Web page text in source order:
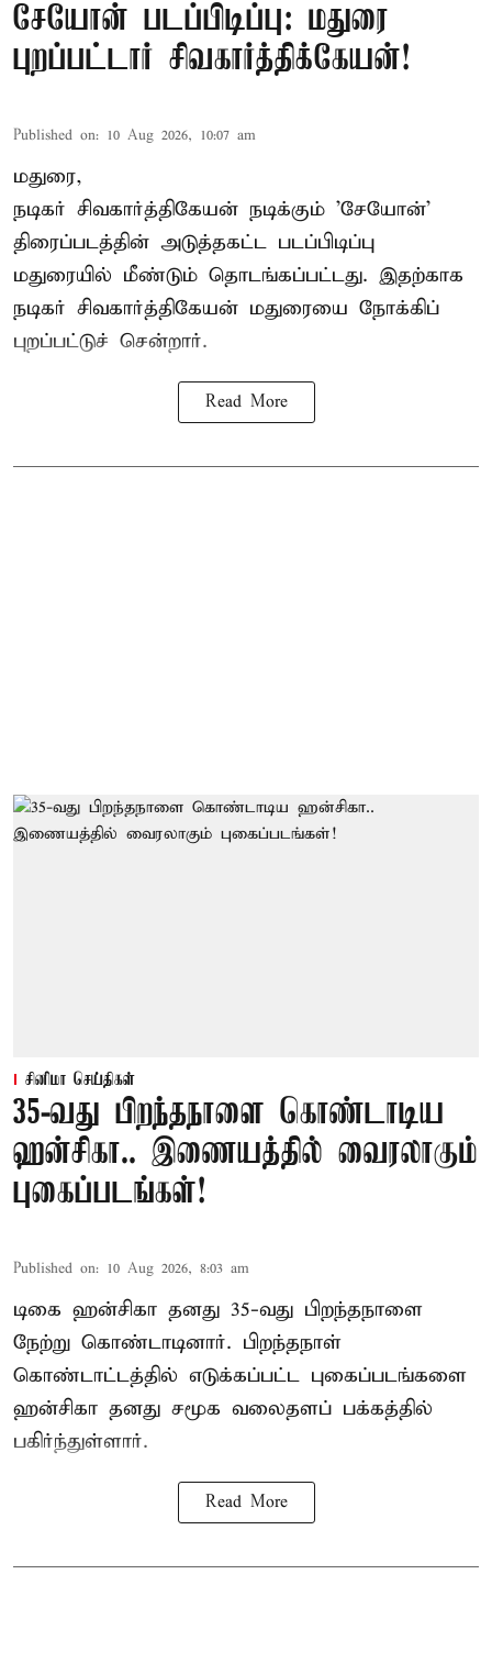
சேயோன் படப்பிடிப்பு: மதுரை
புறப்பட்டார் சிவகார்த்திக்கேயன்!
Published on: 10 Aug 2026, 10:07 am
மதுரை,
நடிகர் சிவகார்த்திகேயன் நடிக்கும் 'சேயோன்'
திரைப்படத்தின் அடுத்தகட்ட படப்பிடிப்பு
மதுரையில் மீண்டும் தொடங்கப்பட்டது. இதற்காக
நடிகர் சிவகார்த்திகேயன் மதுரையை நோக்கிப்
புறப்பட்டுச் சென்றார்.
Read More
சினிமா செய்திகள்
35-வது பிறந்தநாளை கொண்டாடிய
ஹன்சிகா.. இணையத்தில் வைரலாகும்
புகைப்படங்கள்!
Published on: 10 Aug 2026, 8:03 am
டிகை ஹன்சிகா தனது 35-வது பிறந்தநாளை
நேற்று கொண்டாடினார். பிறந்தநாள்
கொண்டாட்டத்தில் எடுக்கப்பட்ட புகைப்படங்களை
ஹன்சிகா தனது சமூக வலைதளப் பக்கத்தில்
பகிர்ந்துள்ளார்.
Read More